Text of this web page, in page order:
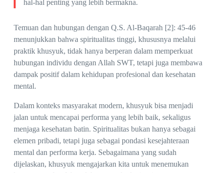
hal-hal penting yang lebih bermakna.
Temuan dan hubungan dengan Q.S. Al-Baqarah [2]: 45-46
menunjukkan bahwa spiritualitas tinggi, khususnya melalui
praktik khusyuk, tidak hanya berperan dalam memperkuat
hubungan individu dengan Allah SWT, tetapi juga membawa
dampak positif dalam kehidupan profesional dan kesehatan
mental.
Dalam konteks masyarakat modern, khusyuk bisa menjadi
jalan untuk mencapai performa yang lebih baik, sekaligus
menjaga kesehatan batin. Spiritualitas bukan hanya sebagai
elemen pribadi, tetapi juga sebagai pondasi kesejahteraan
mental dan performa kerja. Sebagaimana yang sudah
dijelaskan, khusyuk mengajarkan kita untuk menemukan